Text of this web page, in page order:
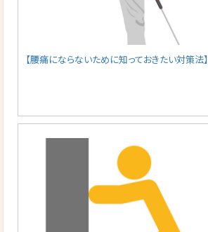
【腰痛にならないために知っておきたい対策法】